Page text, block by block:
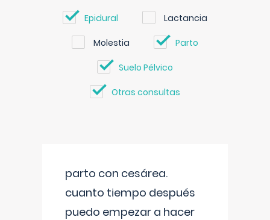
Epidural Lactancia
Molestia Parto
Suelo Pélvico
Otras consultas
parto con cesárea.
cuanto tiempo después
puedo empezar a hacer